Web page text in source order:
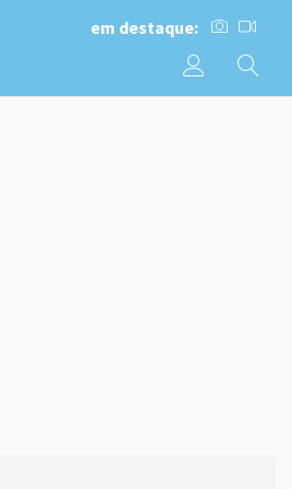
em destaque: